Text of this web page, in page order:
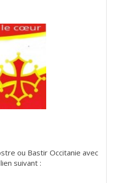
ou Bastir Occitanie avec
suivant :